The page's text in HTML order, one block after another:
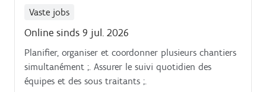
confiés ;Coordonner les tâches et travaux confiés en
adéquation avec le planning du chantier ;Coordonner
des fournisseurs et sous-traitants ;Maintenir une
bonne relation avec les clients sur chantier ;Répartir
les tâches entre les différents ouvriers qui constituent
votre équipe ;Lire des plans et assurer l’implantation
Vaste jobs
Online sinds 9 jul. 2026
Planifier, organiser et coordonner plusieurs chantiers
simultanément ;. Assurer le suivi quotidien des
équipes et des sous traitants ;.